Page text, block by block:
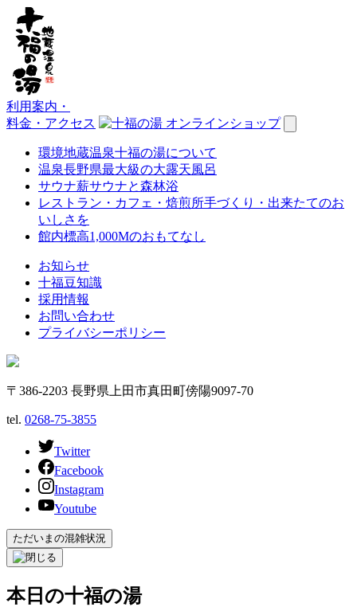
利用案内 ・
料金・アクセス
環境地蔵温泉十福の湯について
温泉長野県最大級の大露天風呂
サウナ薪サウナと森林浴
レストラン・カフェ・焙煎所手づくり・出来たてのお
いしさを
館内標高1,000Mのおもてなし
お知らせ
十福豆知識
採用情報
お問い合わせ
プライバシーポリシー
〒386-2203 長野県上田市真田町傍陽9097-70
tel. 0268-75-3855
Twitter
Facebook
Instagram
Youtube
ただいまの混雑状況
本日の十福の湯